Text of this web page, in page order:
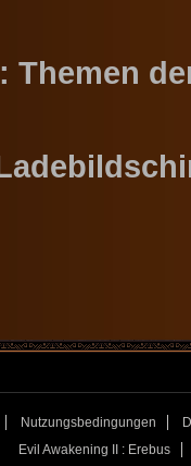
Themen
Nutzungsbedingungen
Evil Awakening II : Erebus